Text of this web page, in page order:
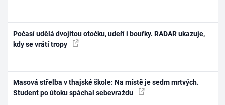
Počasí udělá dvojitou otočku, udeří i bouřky. RADAR ukazuje,
kdy se vrátí tropy
Masová střelba v thajské škole: Na místě je sedm mrtvých.
Student po útoku spáchal sebevraždu